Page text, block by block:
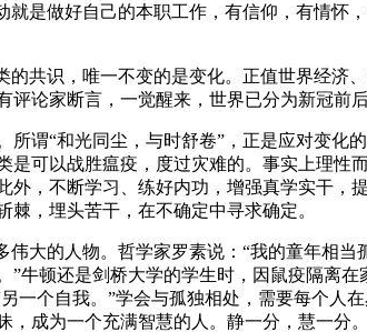
是做好自己的本职工作，有信仰，有情怀
共识，唯一不变的是变化。正值世界经济
论家断言，一觉醒来，世界已分为新冠前
谓“和光同尘，与时舒卷”，正是应对变化
可以战胜瘟疫，度过灾难的。事实上理性
，不断学习、练好内功，增强真学实干，
，埋头苦干，在不确定中寻求确定。
大的人物。哲学家罗素说：“我的童年相
顿还是剑桥大学的学生时，因鼠疫隔离在
个自我。”学会与孤独相处，需要每个人
成为一个充满智慧的人。静一分，慧一分